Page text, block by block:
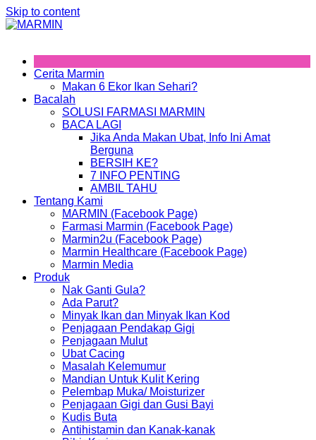
Skip to content
Cerita Marmin
Makan 6 Ekor Ikan Sehari?
Bacalah
SOLUSI FARMASI MARMIN
BACA LAGI
Jika Anda Makan Ubat, Info Ini Amat
Berguna
BERSIH KE?
7 INFO PENTING
AMBIL TAHU
Tentang Kami
MARMIN (Facebook Page)
Farmasi Marmin (Facebook Page)
Marmin2u (Facebook Page)
Marmin Healthcare (Facebook Page)
Marmin Media
Produk
Nak Ganti Gula?
Ada Parut?
Minyak Ikan dan Minyak Ikan Kod
Penjagaan Pendakap Gigi
Penjagaan Mulut
Ubat Cacing
Masalah Kelemumur
Mandian Untuk Kulit Kering
Pelembap Muka/ Moisturizer
Penjagaan Gigi dan Gusi Bayi
Kudis Buta
Antihistamin dan Kanak-kanak